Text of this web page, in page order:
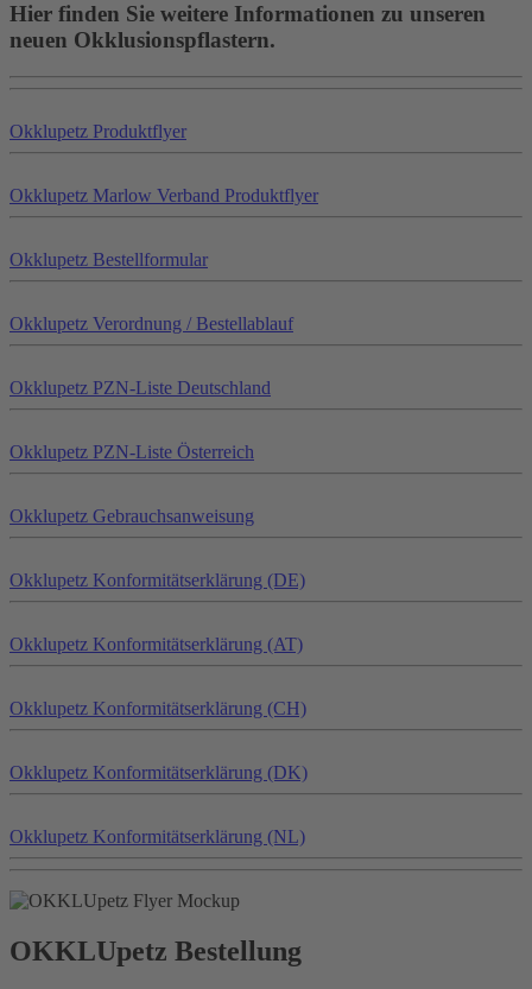
Hier finden Sie weitere Informationen zu unseren
neuen Okklusionspflastern.
Okklupetz Produktflyer
Okklupetz Marlow Verband Produktflyer
Okklupetz Bestellformular
Okklupetz Verordnung / Bestellablauf
Okklupetz PZN-Liste Deutschland
Okklupetz PZN-Liste Österreich
Okklupetz Gebrauchsanweisung
Okklupetz Konformitätserklärung (DE)
Okklupetz Konformitätserklärung (AT)
Okklupetz Konformitätserklärung (CH)
Okklupetz Konformitätserklärung (DK)
Okklupetz Konformitätserklärung (NL)
OKKLUpetz Bestellung